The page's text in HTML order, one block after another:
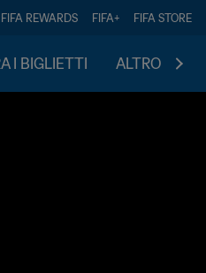
FIFA REWARDS FIFA+ FIFA STORE
I BIGLIETTI ALTRO